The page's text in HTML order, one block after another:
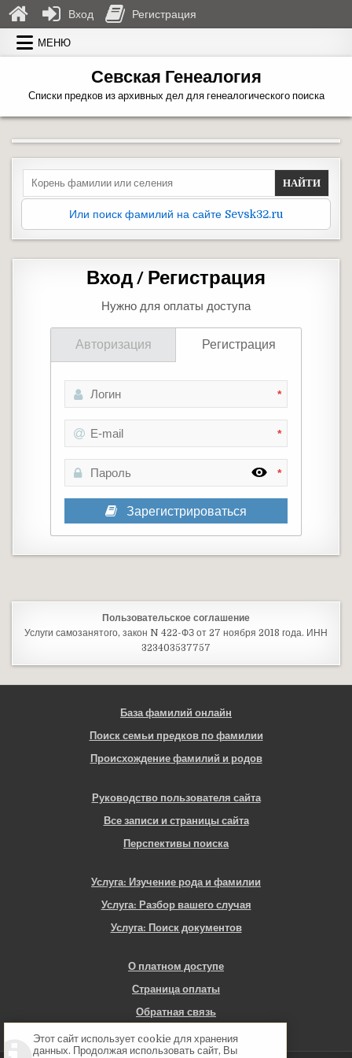
Перейти к содержимому
МЕНЮ
Севская Генеалогия
Списки предков из архивных дел для генеалогического поиска
Search for:
Или поиск фамилий на сайте Sevsk32.ru
Вход / Регистрация
Нужно для оплаты доступа
Авторизация Регистрация
*
*
*
Зарегистрироваться
Пользовательское соглашение
Услуги самозанятого, закон N 422-ФЗ от 27 ноября 2018 года. ИНН
323403537757
База фамилий онлайн
Поиск семьи предков по фамилии
Происхождение фамилий и родов
Руководство пользователя сайта
Все записи и страницы сайта
Перспективы поиска
Услуга: Изучение рода и фамилии
Услуга: Разбор вашего случая
Услуга: Поиск документов
О платном доступе
Страница оплаты
Обратная связь
Вход Регистрация
Этот сайт использует cookie для хранения
данных. Продолжая использовать сайт, Вы